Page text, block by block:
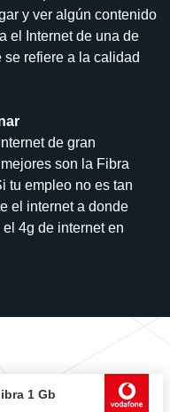
y ver algún contenido
el Internet de una de
se refiere a la calidad
de gran
son la Fibra
tu empleo no es tan
el internet a donde
4g de internet en
1 Gb